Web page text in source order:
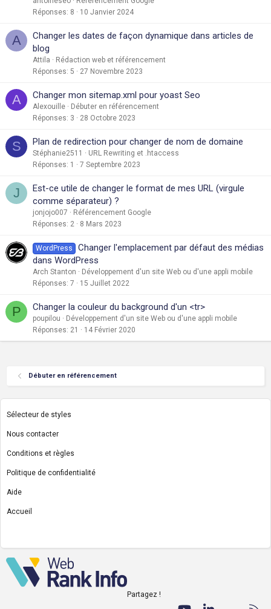
Réponses 8 10 Janvier 2024
A
Changer les dates de façon dynamique dans articles de
blog
Attila
Rédaction web et référencement
Réponses 5 27 Novembre 2023
A Changer mon sitemap.xml pour yoast Seo
Alexouille
Débuter en référencement
Réponses 3 28 Octobre 2023
S Plan de redirection pour changer de nom de domaine
Stéphanie2511
URL Rewriting et .htaccess
Réponses 1 7 Septembre 2023
J
Est-ce utile de changer le format de mes URL (virgule
comme séparateur) ?
jonjojo007
Référencement Google
Réponses 2 8 Mars 2023
WordPress
Changer l'emplacement par défaut des médias
dans WordPress
Arch Stanton
Développement d'un site Web ou d'une appli mobile
Réponses 7 15 Juillet 2022
P Changer la couleur du background d'un <tr>
poupilou
Développement d'un site Web ou d'une appli mobile
Réponses 21 14 Février 2020
Débuter en référencement
Sélecteur de styles
Nous contacter
Conditions et règles
Politique de confidentialité
Aide
Accueil
Partagez !